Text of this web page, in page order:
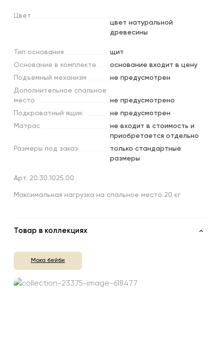
Цвет
цвет натуральной
древесины
Тип основания
щит
Основание в комплекте
основание входит в цену
Подъемный механизм
не предусмотрен
Дополнительное спальное
место
не предусмотрено
Подкроватный ящик
не предусмотрен
Матрас
не входит в стоимость и
приобретается отдельно
Размеры под заказ
только стандартные
размеры
Арт. 20.30.1025.00
Максимальная нагрузка на спальное место 20 кг
Товар в коллекциях
Мока бейби